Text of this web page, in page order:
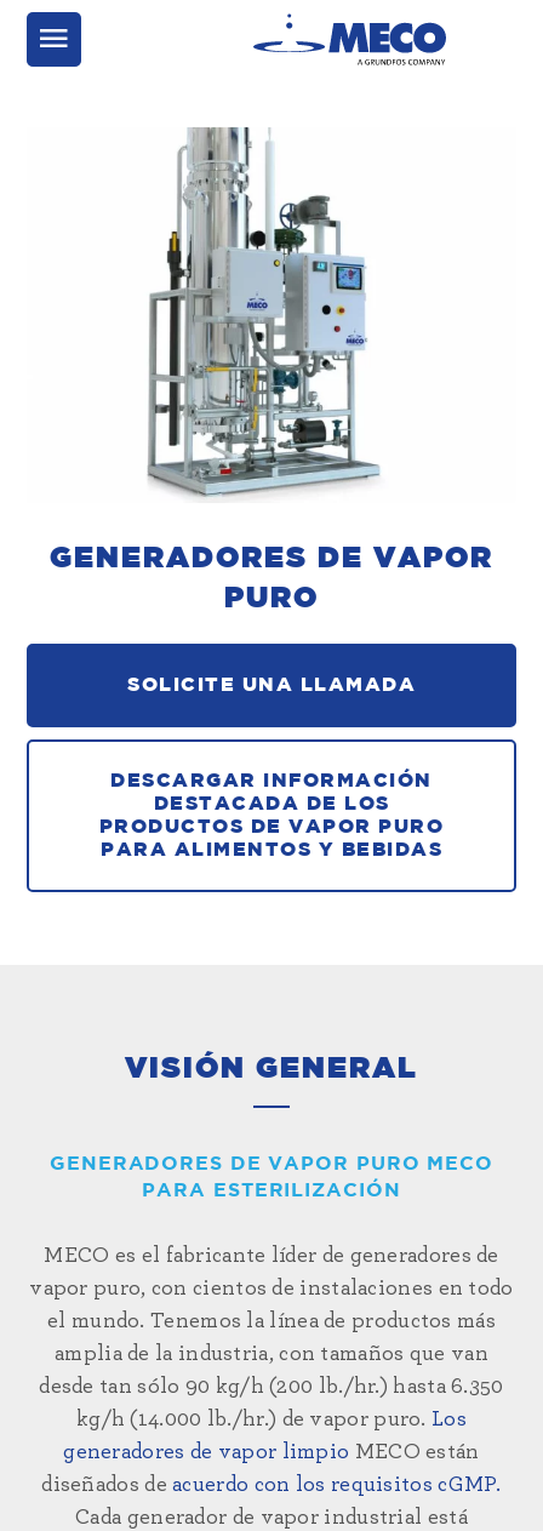
GENERADORES DE VAPOR
PURO
SOLICITE UNA LLAMADA
DESCARGAR INFORMACIÓN
DESTACADA DE LOS
PRODUCTOS DE VAPOR PURO
PARA ALIMENTOS Y BEBIDAS
VISIÓN GENERAL
GENERADORES DE VAPOR PURO MECO
PARA ESTERILIZACIÓN
MECO es el fabricante líder de generadores de
vapor puro, con cientos de instalaciones en todo
el mundo. Tenemos la línea de productos más
amplia de la industria, con tamaños que van
desde tan sólo 90 kg/h (200 lb./hr.) hasta 6.350
kg/h (14.000 lb./hr.) de vapor puro. Los
generadores de vapor limpio MECO están
diseñados deacuerdo con los requisitos cGMP.
Cada generador de vapor industrial está